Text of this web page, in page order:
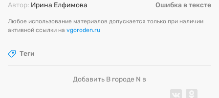
Автор: Ирина Елфимова Ошибка в тексте
Любое использование материалов допускается только при наличии
активной ссылки на vgoroden.ru
Теги
Добавить В городе N в